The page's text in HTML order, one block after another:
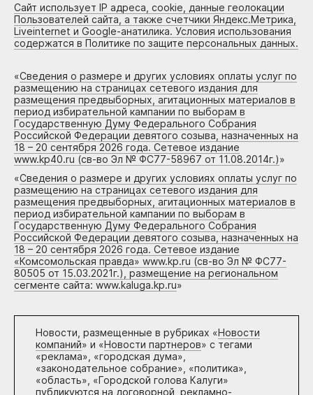
Сайт использует IP адреса, cookie, данные геолокации
Пользователей сайта, а также счетчики Яндекс.Метрика,
Liveinternet и Google-анатилика. Условия использования
содержатся в Политике по защите персональных данных.
«Сведения о размере и других условиях оплаты услуг по
размещению на страницах сетевого издания для
размещения предвыборных, агитационных материалов в
период избирательной кампании по выборам в
Государственную Думу Федерального Собрания
Российской Федерации девятого созыва, назначенных на
18 – 20 сентября 2026 года. Сетевое издание
www.kp40.ru (св-во Эл № ФС77-58967 от 11.08.2014г.)»
«Сведения о размере и других условиях оплаты услуг по
размещению на страницах сетевого издания для
размещения предвыборных, агитационных материалов в
период избирательной кампании по выборам в
Государственную Думу Федерального Собрания
Российской Федерации девятого созыва, назначенных на
18 – 20 сентября 2026 года. Сетевое издание
«Комсомольская правда» www.kp.ru (св-во Эл № ФС77-
80505 от 15.03.2021г.), размещение на региональном
сегменте сайта: www.kaluga.kp.ru»
Новости, размещенные в рубриках «Новости
компаний» и «Новости партнеров» с тегами
«реклама», «городская дума»,
«законодательное собрание», «политика»,
«область», «Городской голова Калуги»
публикуются на договорной, рекламно-